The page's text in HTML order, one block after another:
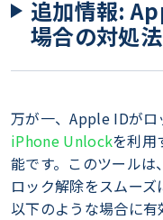
追加情報:
場合の対処法
万が一、Apple IDがロ
iPhone Unlockを利用
能です。このツール
ロック解除をスムーズ
以下のような場合に有